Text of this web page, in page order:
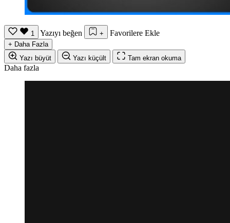
1 Yazıyı beğen + Favorilere Ekle
+ Daha Fazla
Yazı büyüt
Yazı küçült Tam ekran okuma
Daha fazla